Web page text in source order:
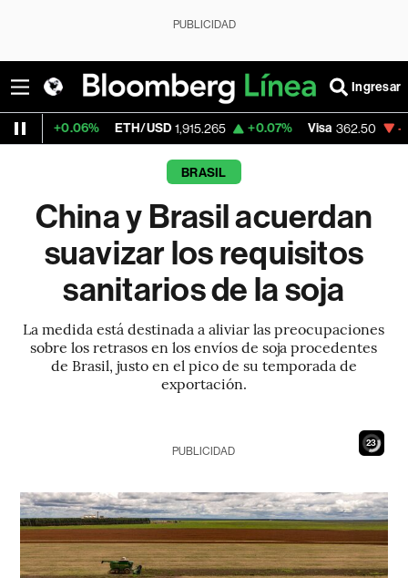
PUBLICIDAD
Ingresar
ETH/USD 1,915.265 +0.07% Visa 362.50 -2.15%
BRASIL
China y Brasil acuerdan
suavizar los requisitos
sanitarios de la soja
La medida está destinada a aliviar las preocupaciones
sobre los retrasos en los envíos de soja procedentes
de Brasil, justo en el pico de su temporada de
exportación.
21
PUBLICIDAD